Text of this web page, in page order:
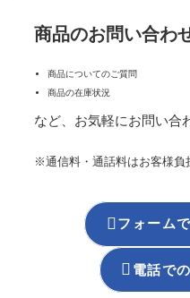
商品のお問い合わ
商品についてのご質問
商品の在庫状況
など、お気軽にお問い合
※通信料・通話料はお客様負
フォーム
 電話で